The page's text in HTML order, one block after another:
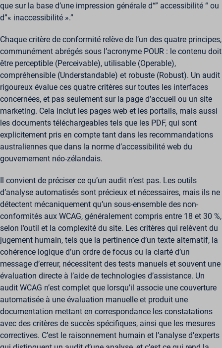
que sur la base d’une impression générale d“” accessibilité “ ou
d”« inaccessibilité ».”
Chaque critère de conformité relève de l’un des quatre principes,
communément abrégés sous l’acronyme POUR : le contenu doit
être perceptible (Perceivable), utilisable (Operable),
compréhensible (Understandable) et robuste (Robust). Un audit
rigoureux évalue ces quatre critères sur toutes les interfaces
concernées, et pas seulement sur la page d’accueil ou un site
marketing. Cela inclut les pages web et les portails, mais aussi
les documents téléchargeables tels que les PDF, qui sont
explicitement pris en compte tant dans les recommandations
australiennes que dans la norme d’accessibilité web du
gouvernement néo-zélandais.
Il convient de préciser ce qu’un audit n’est pas. Les outils
d’analyse automatisés sont précieux et nécessaires, mais ils ne
détectent mécaniquement qu’un sous-ensemble des non-
conformités aux WCAG, généralement compris entre 18 et 30 %,
selon l’outil et la complexité du site. Les critères qui relèvent du
jugement humain, tels que la pertinence d’un texte alternatif, la
cohérence logique d’un ordre de focus ou la clarté d’un
message d’erreur, nécessitent des tests manuels et souvent une
évaluation directe à l’aide de technologies d’assistance. Un
audit WCAG n’est complet que lorsqu’il associe une couverture
automatisée à une évaluation manuelle et produit une
documentation mettant en correspondance les constatations
avec des critères de succès spécifiques, ainsi que les mesures
correctives. C’est le raisonnement humain et l’analyse d’experts